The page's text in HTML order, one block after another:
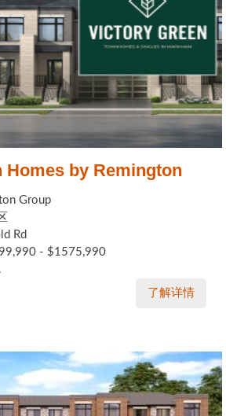
Homes by Remington
Group
Rd
- $1575,990
了解详情